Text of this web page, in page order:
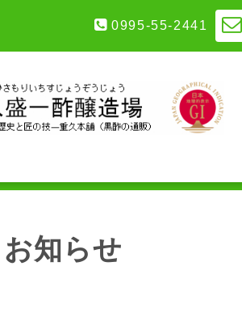
0995-55-2441
お知らせ